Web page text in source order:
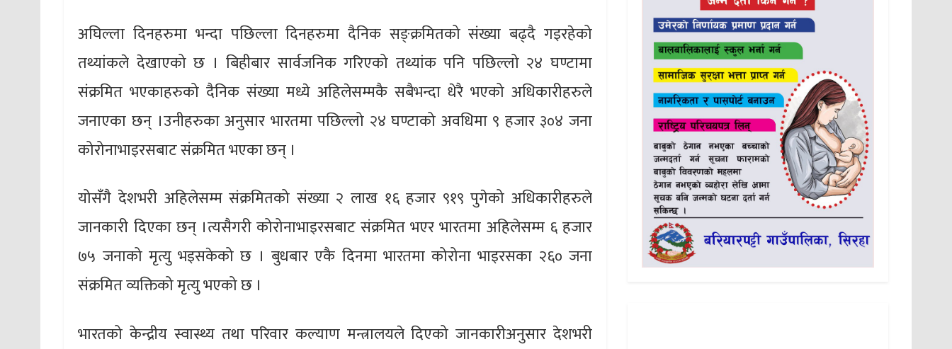
अघिल्ला दिनहरुमा भन्दा पछिल्ला दिनहरुमा दैनिक सङ्क्रमितको संख्या बढ्दै गइरहेको
तथ्यांकले देखाएको छ । बिहीबार सार्वजनिक गरिएको तथ्यांक पनि पछिल्लो २४ घण्टामा
संक्रमित भएकाहरुको दैनिक संख्या मध्ये अहिलेसम्मकै सबैभन्दा धेरै भएको अधिकारीहरुले
जनाएका छन् ।उनीहरुका अनुसार भारतमा पछिल्लो २४ घण्टाको अवधिमा ९ हजार ३०४ जना
कोरोनाभाइरसबाट संक्रमित भएका छन् ।
योसँगै देशभरी अहिलेसम्म संक्रमितको संख्या २ लाख १६ हजार ९१९ पुगेको अधिकारीहरुले
जानकारी दिएका छन् ।त्यसैगरी कोरोनाभाइरसबाट संक्रमित भएर भारतमा अहिलेसम्म ६ हजार
७५ जनाको मृत्यु भइसकेको छ । बुधबार एकै दिनमा भारतमा कोरोना भाइरसका २६० जना
संक्रमित व्यक्तिको मृत्यु भएको छ ।
भारतको केन्द्रीय स्वास्थ्य तथा परिवार कल्याण मन्त्रालयले दिएको जानकारीअनुसार देशभरी